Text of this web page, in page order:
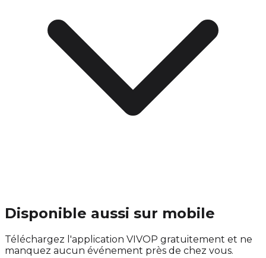
Disponible aussi sur mobile
Téléchargez l'application VIVOP gratuitement et ne
manquez aucun événement près de chez vous.